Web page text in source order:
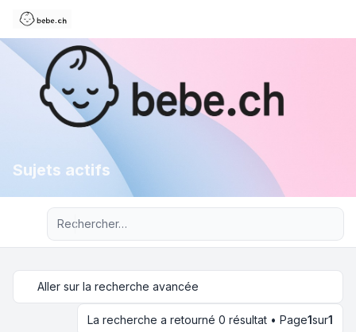
Sujets actifs
Recherche avancée
Aller sur la recherche avancée
La recherche a retourné 0 résultat • Page1sur1